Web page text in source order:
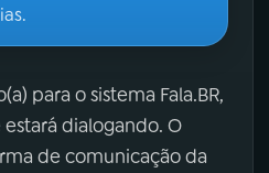
para o sistema Fala.BR,
estará dialogando. O
de comunicação da